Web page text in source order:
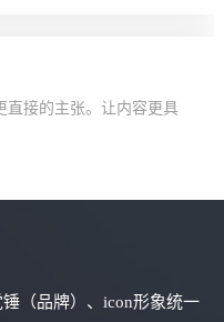
直接的主张。让内容更具
（品牌）、icon形象统一